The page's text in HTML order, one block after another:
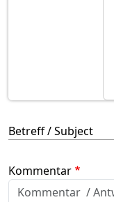
Betreff / Subject
Kommentar